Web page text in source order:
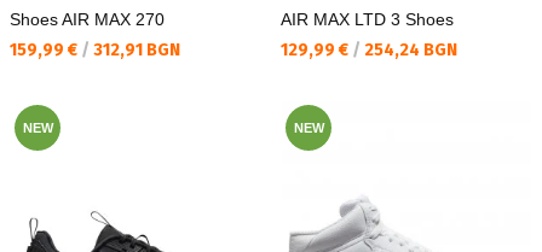
Shoes AIR MAX 270
Текуща цена:
159,99 € / 312,91 BGN
AIR MAX LTD 3 Shoes
Текуща цена:
129,99 € / 254,24 BGN
NEW NEW